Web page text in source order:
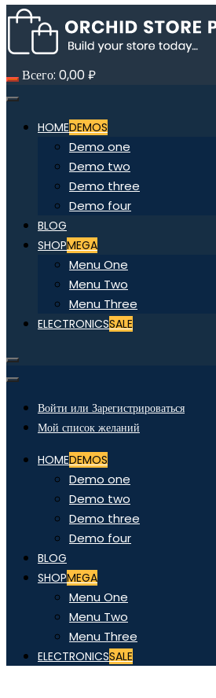
Всего: 0,00₽
HOMEDEMOS
Demo one
Demo two
Demo three
Demo four
BLOG
SHOPMEGA
Menu One
Menu Two
Menu Three
ELECTRONICSSALE
Войти или Зарегистрироваться
Мой список желаний
HOMEDEMOS
Demo one
Demo two
Demo three
Demo four
BLOG
SHOPMEGA
Menu One
Menu Two
Menu Three
ELECTRONICSSALE